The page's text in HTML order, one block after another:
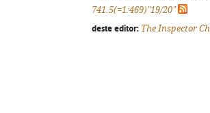
741.5(=1:469)"19/20"
deste editor: The Inspector